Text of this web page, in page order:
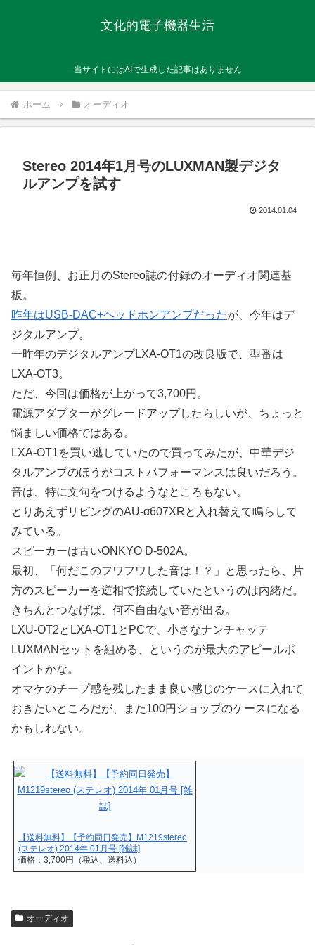
文化的電子機器生活
当サイトにはAIで生成した記事はありません
ホーム オーディオ
Stereo 2014年1月号のLUXMAN製デジタ
ルアンプを試す
2014.01.04
毎年恒例、お正月のStereo誌の付録のオーディオ関連基
板。
昨年はUSB-DAC+ヘッドホンアンプだったが、今年はデ
ジタルアンプ。
一昨年のデジタルアンプLXA-OT1の改良版で、型番は
LXA-OT3。
ただ、今回は価格が上がって3,700円。
電源アダプターがグレードアップしたらしいが、ちょっと
悩ましい価格ではある。
LXA-OT1を買い逃していたので買ってみたが、中華デジ
タルアンプのほうがコストパフォーマンスは良いだろう。
音は、特に文句をつけるようなところもない。
とりあえずリビングのAU-α607XRと入れ替えて鳴らして
みている。
スピーカーは古いONKYO D-502A。
最初、「何だこのフワフワした音は！？」と思ったら、片
方のスピーカーを逆相で接続していたというのは内緒だ。
きちんとつなげば、何不自由ない音が出る。
LXU-OT2とLXA-OT1とPCで、小さなナンチャッテ
LUXMANセットを組める、というのが最大のアピールポ
イントかな。
オマケのチープ感を残したまま良い感じのケースに入れて
おきたいところだが、また100円ショップのケースになる
かもしれない。
【送料無料】【予約同日発売】M1219stereo
(ステレオ) 2014年 01月号 [雑誌]
価格：3,700円（税込、送料込）
オーディオ